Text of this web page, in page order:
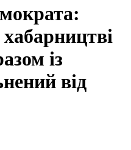
із
від